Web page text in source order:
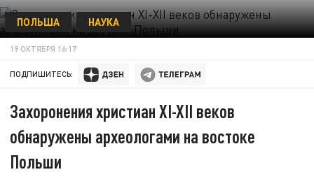
ПОЛЬША НАУКА
19 ОКТЯБРЯ 16:17
ПОДПИШИТЕСЬ:
Захоронения христиан XI-XII веков
обнаружены археологами на востоке
Польши